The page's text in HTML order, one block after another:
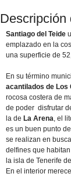
Descripción
Santiago del Teide
emplazado en la
una superficie de
En su término
acantilados de Los
rocosa costera de
de poder disfrutar
la de La Arena, el
es un buen punto
se realizan en
delfines que
la isla de Tenerife
En el interior